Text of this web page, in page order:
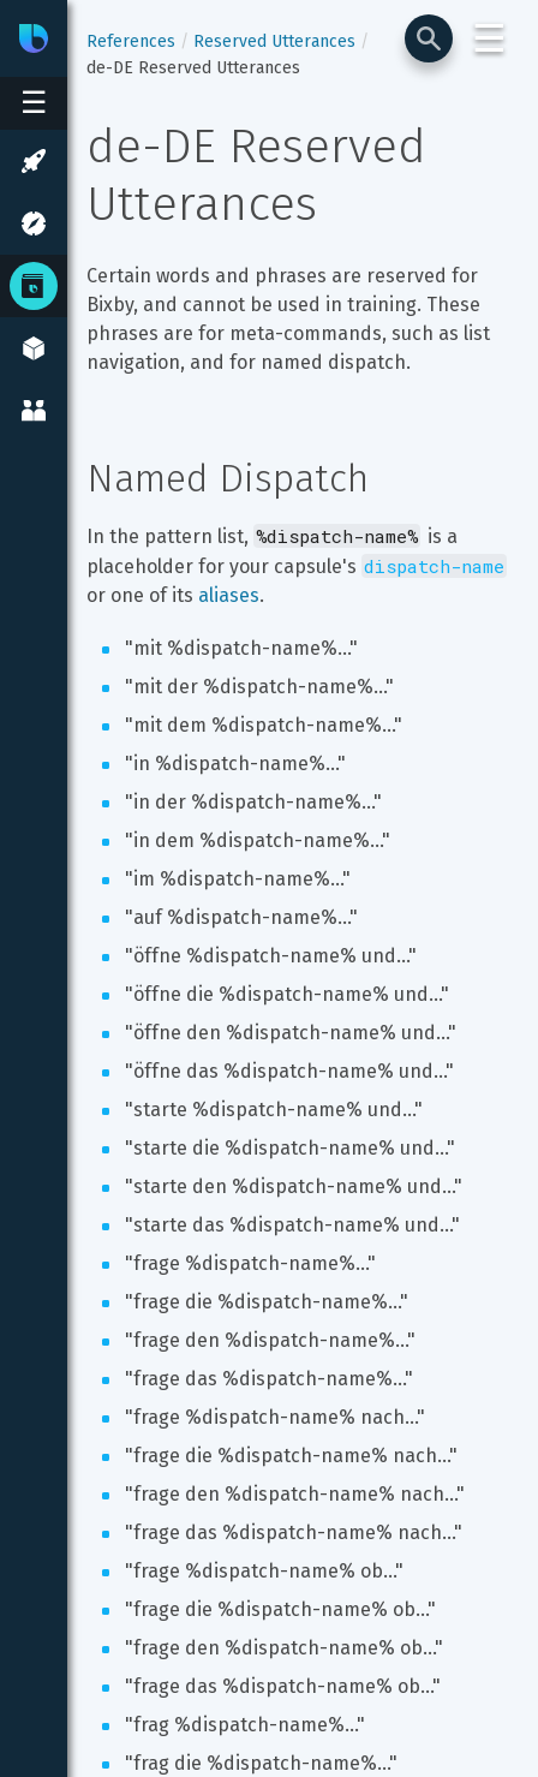
☰
BixbyDeveloper Center
☰
References
Reserved Utterances
de-DE Reserved Utterances
de-DE Reserved
Utterances
Certain words and phrases are reserved for
Bixby, and cannot be used in training. These
phrases are for meta-commands, such as list
navigation, and for named dispatch.
Named Dispatch
In the pattern list, %dispatch-name% is a
placeholder for your capsule's dispatch-name
or one of its aliases.
"mit %dispatch-name%..."
"mit der %dispatch-name%..."
"mit dem %dispatch-name%..."
"in %dispatch-name%..."
"in der %dispatch-name%..."
"in dem %dispatch-name%..."
"im %dispatch-name%..."
"auf %dispatch-name%..."
"öffne %dispatch-name% und..."
"öffne die %dispatch-name% und..."
"öffne den %dispatch-name% und..."
"öffne das %dispatch-name% und..."
"starte %dispatch-name% und..."
"starte die %dispatch-name% und..."
"starte den %dispatch-name% und..."
"starte das %dispatch-name% und..."
"frage %dispatch-name%..."
"frage die %dispatch-name%..."
"frage den %dispatch-name%..."
"frage das %dispatch-name%..."
"frage %dispatch-name% nach..."
"frage die %dispatch-name% nach..."
"frage den %dispatch-name% nach..."
"frage das %dispatch-name% nach..."
"frage %dispatch-name% ob..."
"frage die %dispatch-name% ob..."
"frage den %dispatch-name% ob..."
"frage das %dispatch-name% ob..."
"frag %dispatch-name%..."
"frag die %dispatch-name%..."